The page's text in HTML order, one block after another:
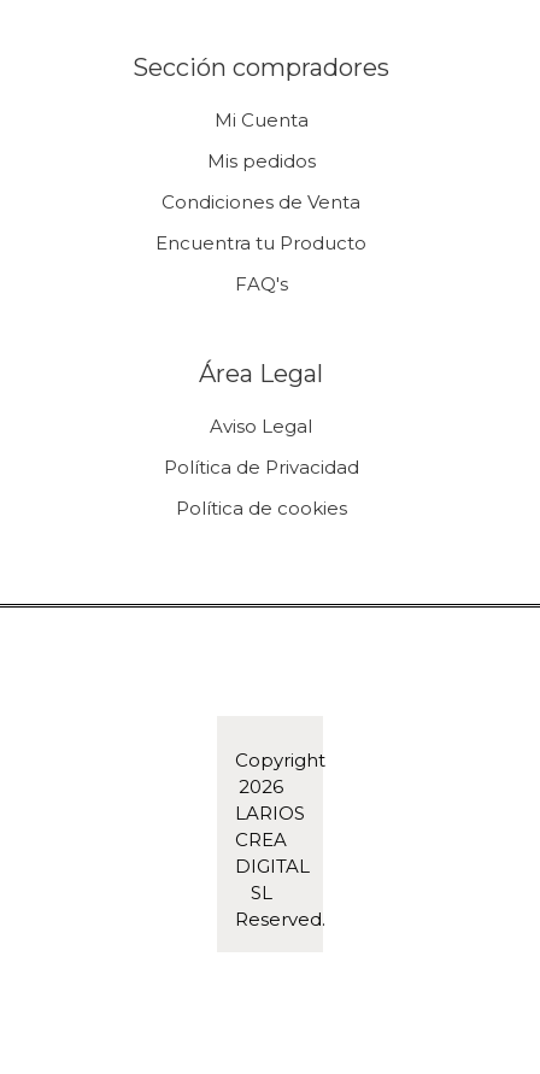
Sección compradores
Mi Cuenta
Mis pedidos
Condiciones de Venta
Encuentra tu Producto
FAQ's
Área Legal
Aviso Legal
Política de Privacidad
Política de cookies
Copyright
2026
LARIOS
CREA
DIGITAL
SL
Reserved.